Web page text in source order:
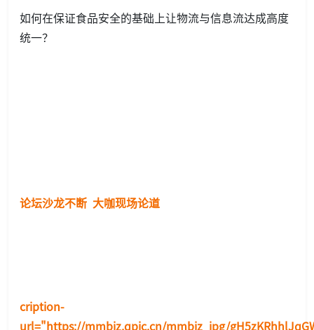
如何在保证食品安全的基础上让物流与信息流达成高度
统一？
论坛沙龙不断 大咖现场论道
cription-
url="https://mmbiz.qpic.cn/mmbiz_jpg/